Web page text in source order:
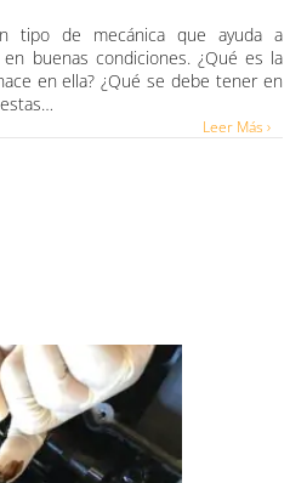
tipo de mecánica que ayuda a
buenas condiciones. ¿Qué es la
en ella? ¿Qué se debe tener en
Leer Más ›